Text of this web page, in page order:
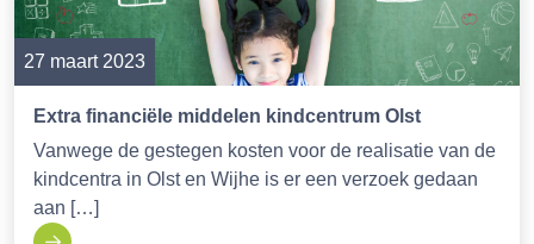
27 maart 2023
Extra financiële middelen kindcentrum Olst
Vanwege de gestegen kosten voor de realisatie van de
kindcentra in Olst en Wijhe is er een verzoek gedaan
aan […]